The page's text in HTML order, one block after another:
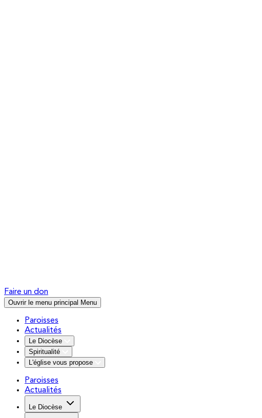
Faire un don
Ouvrir le menu principal Menu
Paroisses
Actualités
Le Diocèse
Spiritualité
L'église vous propose
Paroisses
Actualités
Le Diocèse